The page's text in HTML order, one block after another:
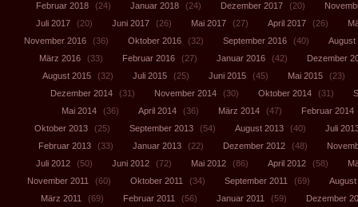
Februar 2018
(24) Januar 2018 (24) Dezember 2017 (20)
Juli 2017
(20) Juni 2017 (26) Mai 2017 (27) April 2017 (26)
November 2016
(36) Oktober 2016 (32) September 2016 (40)
August
März 2016
(33) Februar 2016 (27) Januar 2016 (42)
Dezember
August 2015
(32) Juli 2015 (25) Juni 2015 (45) Mai 2015
(23)
Dezember 2014
(31) November 2014 (30) Oktober 2014 (31)
Mai 2014
(36) April 2014 (36) März 2014 (47) Februar 2014
Oktober 2013
(25) September 2013 (54) August 2013 (40)
Juli
Februar 2013
(33) Januar 2013 (22) Dezember 2012 (48)
Juli 2012
(50) Juni 2012 (72) Mai 2012 (86) April 2012 (58)
November 2011
(60) Oktober 2011 (34) September 2011 (69)
August
März 2011
(69) Februar 2011 (56) Januar 2011 (59)
Dezember